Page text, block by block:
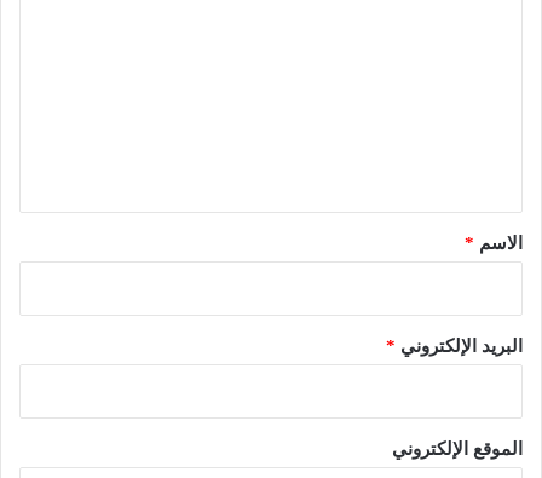
*الاسم *
البريد الإلكتروني *
الموقع الإلكتروني